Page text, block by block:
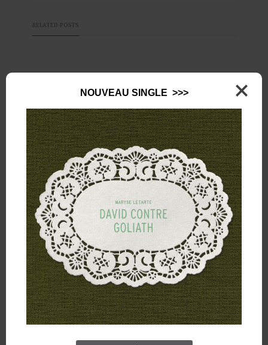
RELATED POSTS
LEAVE A REPLY
Name*
Mail* (will not be published)
Website
NOUVEAU SINGLE >>>